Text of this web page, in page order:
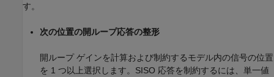
す。
次の位置の開ループ応答の整形
開ループ ゲインを計算および制約するモデル内の信号の位置
を 1 つ以上選択します。SISO 応答を制約するには、単一値